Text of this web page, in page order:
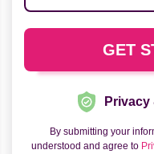
By submitting your
understood and agree to